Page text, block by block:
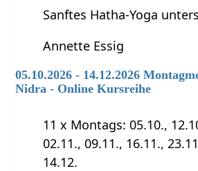
Sanftes Hatha-Yoga
Annette Essig
05.10.2026 - 14.12.2026
Nidra - Online Kursreihe
11 x Montags: 05.10.,
02.11., 09.11., 16.11.,
14.12.